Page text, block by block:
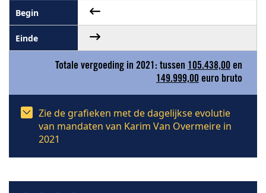
Totale vergoeding in 2021: tussen 105.438,00 en
149.999,00 euro bruto
Zie de grafieken met de dagelijkse evolutie
van mandaten van Karim Van Overmeire in
2021